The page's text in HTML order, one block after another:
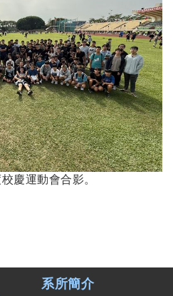
慶運動會合影。
系所簡介